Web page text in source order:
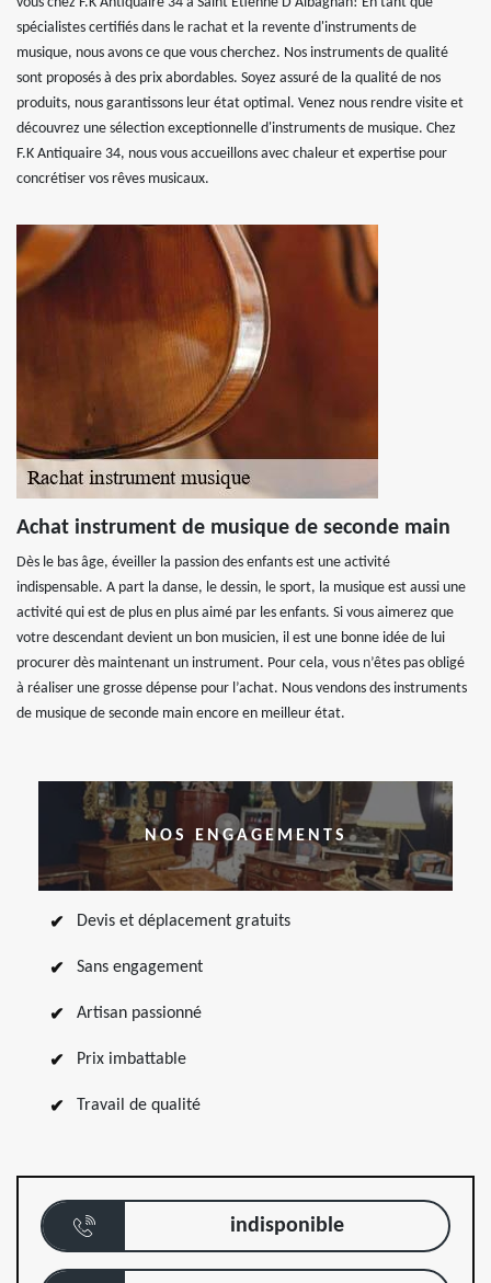
spécialistes certifiés dans le rachat et la revente d'instruments de
musique, nous avons ce que vous cherchez. Nos instruments de qualité
sont proposés à des prix abordables. Soyez assuré de la qualité de nos
produits, nous garantissons leur état optimal. Venez nous rendre visite et
découvrez une sélection exceptionnelle d'instruments de musique. Chez
F.K Antiquaire 34, nous vous accueillons avec chaleur et expertise pour
concrétiser vos rêves musicaux.
Achat instrument de musique de seconde main
Dès le bas âge, éveiller la passion des enfants est une activité
indispensable. A part la danse, le dessin, le sport, la musique est aussi une
activité qui est de plus en plus aimé par les enfants. Si vous aimerez que
votre descendant devient un bon musicien, il est une bonne idée de lui
procurer dès maintenant un instrument. Pour cela, vous n’êtes pas obligé
à réaliser une grosse dépense pour l’achat. Nous vendons des instruments
de musique de seconde main encore en meilleur état.
NOS ENGAGEMENTS
Devis et déplacement gratuits
Sans engagement
Artisan passionné
Prix imbattable
Travail de qualité
indisponible